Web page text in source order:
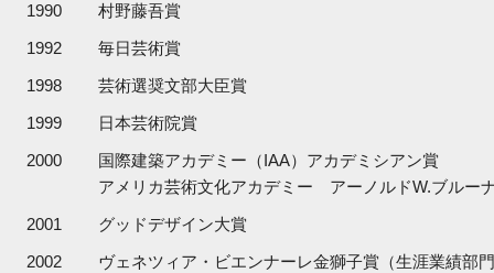
1990
村野藤吾賞
1992
毎日芸術賞
1998
芸術選奨文部大臣賞
1999
日本芸術院賞
2000
国際建築アカデミー（IAA）アカデミシアン賞
アメリカ芸術文化アカデミー アーノルドW.ブルー
2001
グッドデザイン大賞
2002
ヴェネツィア・ビエンナーレ金獅子賞（生涯業績部